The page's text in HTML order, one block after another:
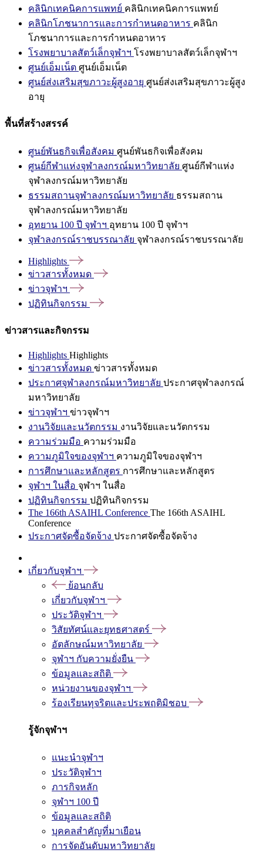
คลินิกเทคนิคการแพทย์ คลินิกเทคนิคการแพทย์
คลินิกโภชนาการและการกำหนดอาหาร คลินิก
โภชนาการและการกำหนดอาหาร
โรงพยาบาลสัตว์เล็กจุฬาฯ โรงพยาบาลสัตว์เล็กจุฬาฯ
ศูนย์เอ็มเน็ต ศูนย์เอ็มเน็ต
ศูนย์ส่งเสริมสุขภาวะผู้สูงอายุ ศูนย์ส่งเสริมสุขภาวะผู้สูง
อายุ
พื้นที่สร้างสรรค์
ศูนย์พันธกิจเพื่อสังคม ศูนย์พันธกิจเพื่อสังคม
ศูนย์กีฬาแห่งจุฬาลงกรณ์มหาวิทยาลัย ศูนย์กีฬาแห่ง
จุฬาลงกรณ์มหาวิทยาลัย
ธรรมสถานจุฬาลงกรณ์มหาวิทยาลัย ธรรมสถาน
จุฬาลงกรณ์มหาวิทยาลัย
อุทยาน 100 ปี จุฬาฯ อุทยาน 100 ปี จุฬาฯ
จุฬาลงกรณ์ราชบรรณาลัย จุฬาลงกรณ์ราชบรรณาลัย
Highlights
ข่าวสารทั้งหมด
ข่าวจุฬาฯ
ปฏิทินกิจกรรม
ข่าวสารและกิจกรรม
Highlights Highlights
ข่าวสารทั้งหมด ข่าวสารทั้งหมด
ประกาศจุฬาลงกรณ์มหาวิทยาลัย ประกาศจุฬาลงกรณ์
มหาวิทยาลัย
ข่าวจุฬาฯ ข่าวจุฬาฯ
งานวิจัยและนวัตกรรม งานวิจัยและนวัตกรรม
ความร่วมมือ ความร่วมมือ
ความภูมิใจของจุฬาฯ ความภูมิใจของจุฬาฯ
การศึกษาและหลักสูตร การศึกษาและหลักสูตร
จุฬาฯ ในสื่อ จุฬาฯ ในสื่อ
ปฏิทินกิจกรรม ปฏิทินกิจกรรม
The 166th ASAIHL Conference The 166th ASAIHL
Conference
ประกาศจัดซื้อจัดจ้าง ประกาศจัดซื้อจัดจ้าง
เกี่ยวกับจุฬาฯ
ย้อนกลับ
เกี่ยวกับจุฬาฯ
ประวัติจุฬาฯ
วิสัยทัศน์และยุทธศาสตร์
อัตลักษณ์มหาวิทยาลัย
จุฬาฯ กับความยั่งยืน
ข้อมูลและสถิติ
หน่วยงานของจุฬาฯ
ร้องเรียนทุจริตและประพฤติมิชอบ
รู้จักจุฬาฯ
แนะนำจุฬาฯ
ประวัติจุฬาฯ
ภารกิจหลัก
จุฬาฯ 100 ปี
ข้อมูลและสถิติ
บุคคลสำคัญที่มาเยือน
การจัดอันดับมหาวิทยาลัย